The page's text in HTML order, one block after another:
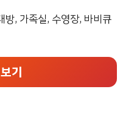
방, 가족실, 수영장, 바비큐
기